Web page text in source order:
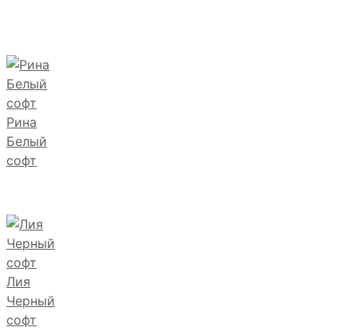
Рина
Белый
софт
Лия
Черный
софт